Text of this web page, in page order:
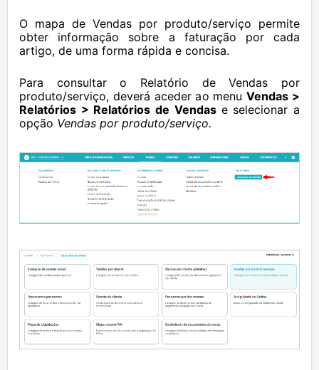
O mapa de Vendas por produto/serviço permite
obter informação sobre a faturação por cada
artigo, de uma forma rápida e concisa.
Para consultar o Relatório de Vendas por
produto/serviço, deverá aceder ao menuVendas >
Relatórios > Relatórios de Vendas e selecionar a
opção Vendas por produto/serviço.